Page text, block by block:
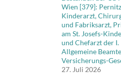
Wien [379]:
Kinderarzt,
und Fabriksarzt,
am St. Josefs-
und Chefarzt der I.
Allgemeine
Versicherungs-
27. Juli 2026